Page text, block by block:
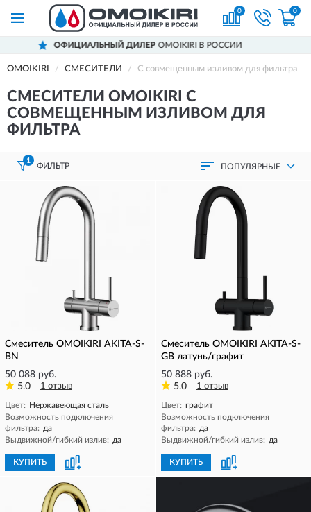
0 0
В РОССИИ ДОСТАВИМ
OMOIKIRI СМЕСИТЕЛИ С совмещенным изливом для фильтра
СМЕСИТЕЛИ OMOIKIRI С
СОВМЕЩЕННЫМ ИЗЛИВОМ ДЛЯ
ФИЛЬТРА
1
ФИЛЬТР ПОПУЛЯРНЫЕ
Смеситель OMOIKIRI AKITA-S-
BN
50 088 руб.
5.0
1 отзыв
Цвет: Нержавеющая сталь
Возможность подключения
фильтра: да
Выдвижной/гибкий излив: да
КУПИТЬ
Смеситель OMOIKIRI AKITA-S-
GB латунь/графит
50 888 руб.
5.0
1 отзыв
Цвет: графит
Возможность подключения
фильтра: да
Выдвижной/гибкий излив: да
КУПИТЬ